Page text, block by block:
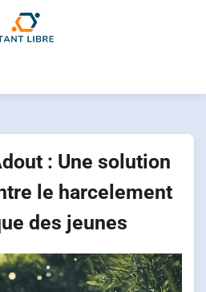
: Une solution
le harcelement
des jeunes